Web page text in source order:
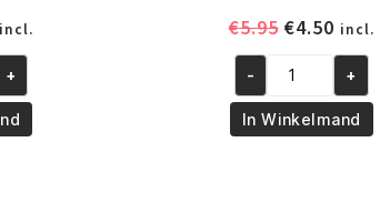
Huidige
is:
incl.
+
€5.95
was:
€5.95.
€4.50
prijs
is:
€4.50.
incl.
African
Pride
Olive
- +
In Winkelmand